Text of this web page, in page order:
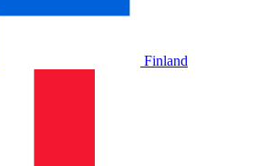
Finland